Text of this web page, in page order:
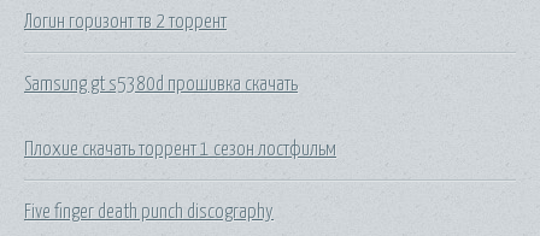
Логин горизонт тв 2 торрент
Samsung gt s5380d прошивка скачать
Плохие скачать торрент 1 сезон лостфильм
Five finger death punch discography